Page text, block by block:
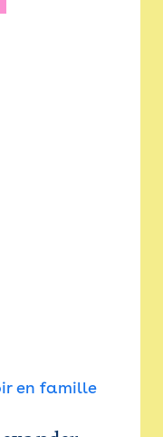
en famille